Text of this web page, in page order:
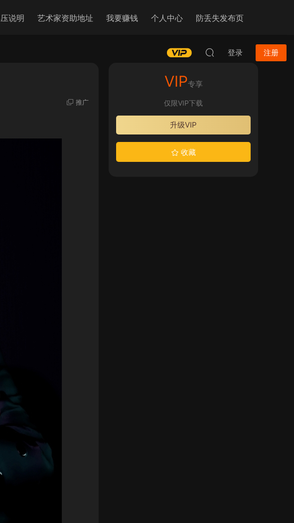
说明 艺术家资助地址 我要赚钱 个人中心 防丢失发布页
登录 注册
推广
VIP专享
仅限VIP下载
升级VIP
收藏